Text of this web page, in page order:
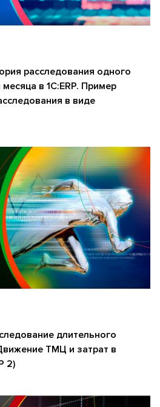
расследования одного
в 1C:ERP. Пример
в виде
длительного
ТМЦ и затрат в
2)